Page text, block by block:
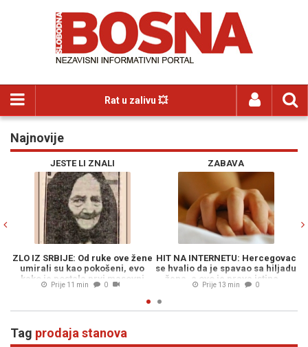
Rat u zalivu 💥
Najnovije
JESTE LI ZNALI
ZLO IZ SRBIJE: Od ruke ove žene
umirali su kao pokošeni, evo
kako je postala prvi masovni
ubica u regiji…
Prije 11 min 0
ZABAVA
HIT NA INTERNETU: Hercegovac
se hvalio da je spavao sa hiljadu
žena, a ovo je prava istina...
Prije 13 min 0
Tag prodaja stanova